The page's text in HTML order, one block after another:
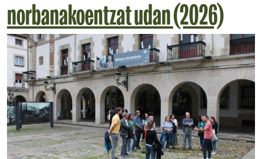
norbanakoentzat udan (2026)